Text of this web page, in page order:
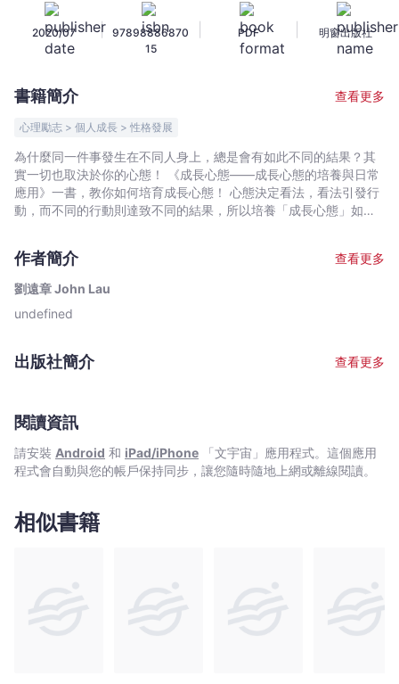
Practice
——
心
態
培
養
與
常
用
-
遠
Lau
-
文
宙
｜
2020/07 |
97898886870
15
PDF 明窗出版社
書籍簡介 查看更多
心理勵志 > 個人成長 > 性格發展
為什麼同一件事發生在不同人身上，總是會有如此不同的結果？其
實一切也取決於你的心態！ 《成長心態——成長心態的培養與日常
應用》一書，教你如何培育成長心態！ 心態決定看法，看法引發行
動，而不同的行動則達致不同的結果，所以培養「成長心態」如此
且屢敗屢戰，聰明不是他們的信念，把潛能透過努力，轉化成能
力，這就是成長心態。 漫漫人生路，傷痛,失望,苦澀,憤怒,失敗等不
如意事總會突如其來，有人不懂招架，弄至身心都傷痕累累。面對
可怕的事來襲，我們能做的最好準備，就是掌握自己的心態。
作者簡介
查看更多
劉遠章 John Lau
undefined
出版社簡介 查看更多
閱讀資訊
請安裝 Android 和 iPad/iPhone 「文宇宙」應用程式。這個應用
程式會自動與您的帳戶保持同步，讓您隨時隨地上網或離線閱讀。
相似書籍